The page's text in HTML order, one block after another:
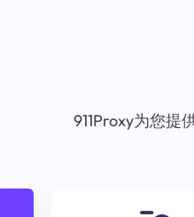
911Proxy为您提